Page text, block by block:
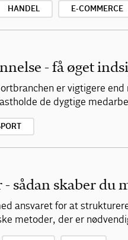
HANDEL E-COMMERCE
- få øget
er vigtigere
de dygtige
sådan skaber du
ansvaret for at
metoder, der er